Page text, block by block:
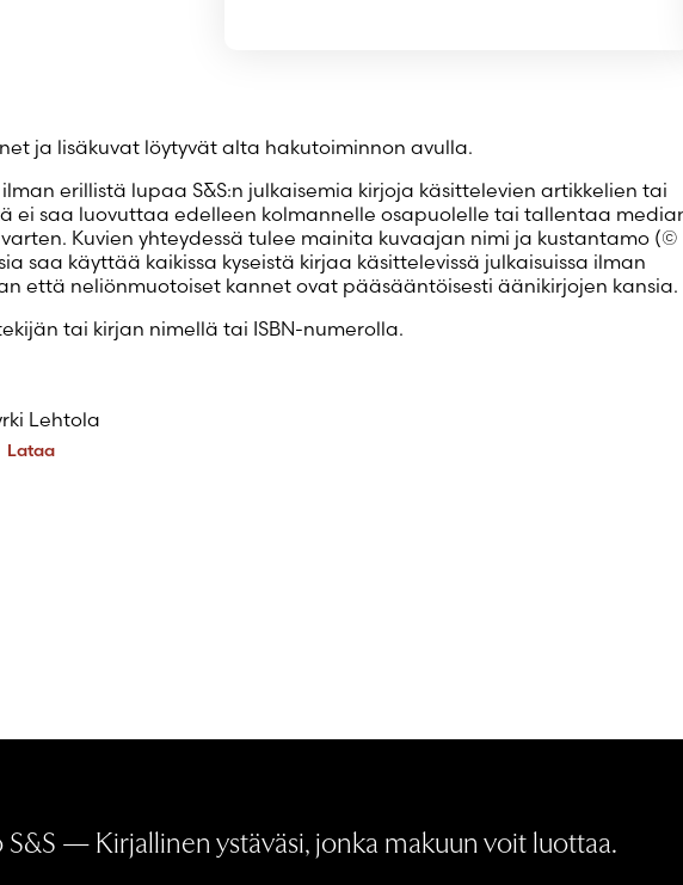
ja lisäkuvat löytyvät alta hakutoiminnon avulla.
erillistä lupaa S&S:n julkaisemia kirjoja käsittelevien artikkelien tai
ei saa luovuttaa edelleen kolmannelle osapuolelle tai tallentaa
Kuvien yhteydessä tulee mainita kuvaajan nimi ja kustantamo (©
saa käyttää kaikissa kyseistä kirjaa käsittelevissä julkaisuissa ilman
että neliönmuotoiset kannet ovat pääsääntöisesti äänikirjojen kansia.
tai kirjan nimellä tai ISBN-numerolla.
Lehtola
Lataa
— Kirjallinen ystäväsi, jonka makuun voit luottaa.